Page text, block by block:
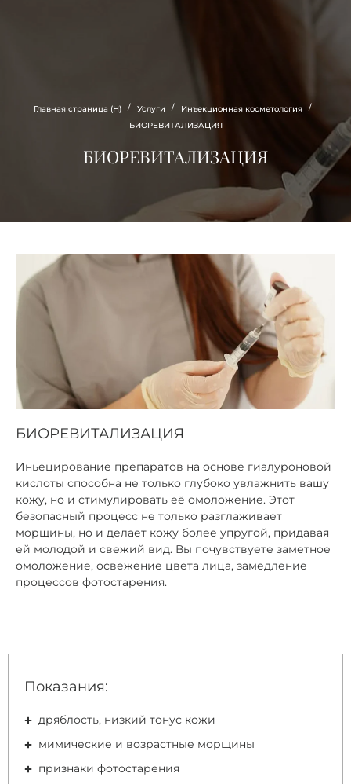
Главная страница (Н) / Услуги / Инъекционная косметология
/
БИОРЕВИТАЛИЗАЦИЯ
БИОРЕВИТАЛИЗАЦИЯ
БИОРЕВИТАЛИЗАЦИЯ
Иньецирование препаратов на основе гиалуроновой
кислоты способна не только глубоко увлажнить вашу
кожу, но и стимулировать её омоложение. Этот
безопасный процесс не только разглаживает
морщины, но и делает кожу более упругой, придавая
ей молодой и свежий вид. Вы почувствуете заметное
омоложение, освежение цвета лица, замедление
процессов фотостарения.
Показания:
дряблость, низкий тонус кожи
мимические и возрастные морщины
признаки фотостарения